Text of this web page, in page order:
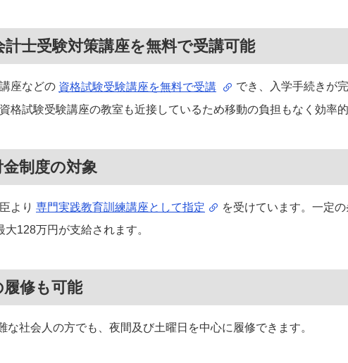
士受験対策講座を無料で受講可能
座などの 資格試験受験講座を無料で受講
でき、入学手続きが
格試験受験講座の教室も近接しているため移動の負担もなく効率的
制度の対象
より 専門実践教育訓練講座として指定
を受けています。一定
128万円が支給されます。
修も可能
な社会人の方でも、夜間及び土曜日を中心に履修できます。